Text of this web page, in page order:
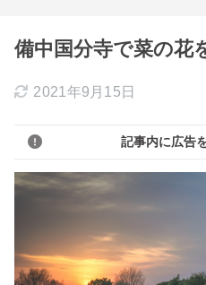
備中国分寺で菜の花
2021年9月15日
記事内に広告